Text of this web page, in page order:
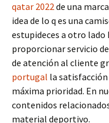
qatar 2022de una
idea de lo q es una
estupideces a otro lado
proporcionar servicio
de atención al cliente
portugal la
máxima prioridad. En
contenidos
material deportivo.